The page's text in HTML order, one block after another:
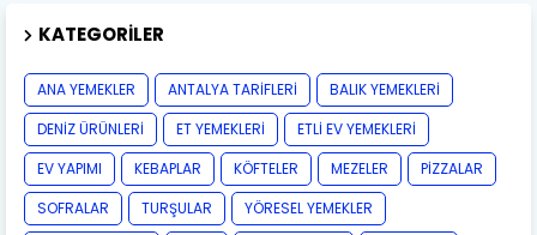
KATEGORILER
ANA YEMEKLER ANTALYA TARİFLERİ
BALIK YEMEKLERİ
DENİZ ÜRÜNLERİ
ET YEMEKLERİ
ETLİ EV YEMEKLERİ
EV YAPIMI
KEBAPLAR KÖFTELER MEZELER
PİZZALAR
SOFRALAR
TURŞULAR
YÖRESEL YEMEKLER